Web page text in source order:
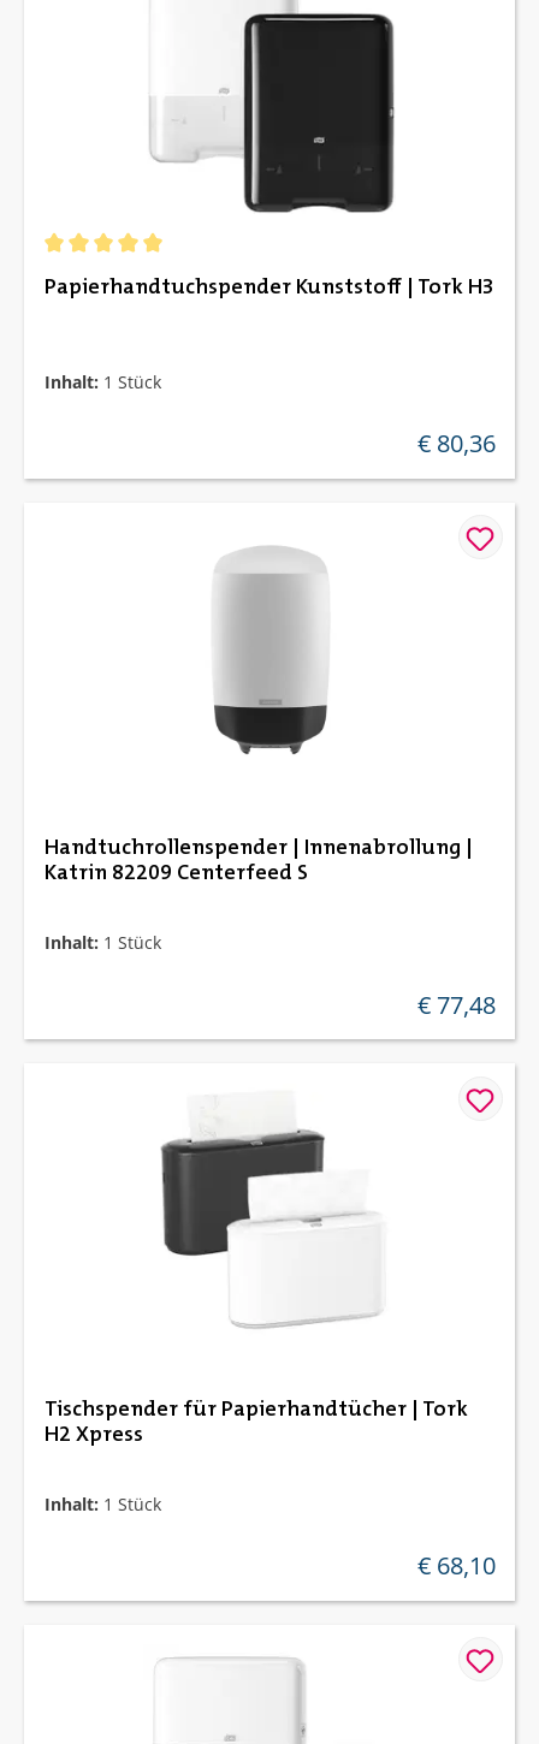
Papierhandtuchspender Kunststoff | Tork H3
Inhalt: 1 Stück
regulärer
€ 80,36
Handtuchrollenspender | Innenabrollung |
Katrin 82209 Centerfeed S
Inhalt: 1 Stück
regulärer
€ 77,48
Tischspender für Papierhandtücher | Tork
H2 Xpress
Inhalt: 1 Stück
regulärer
€ 68,10